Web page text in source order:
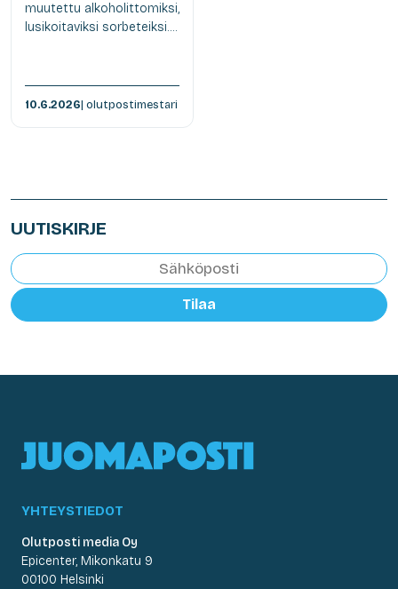
muutettu alkoholittomiksi,
lusikoitaviksi sorbeteiksi....
10.6.2026| olutpostimestari
UUTISKIRJE
Tilaa
YHTEYSTIEDOT
Olutposti media Oy
Epicenter, Mikonkatu 9
00100 Helsinki